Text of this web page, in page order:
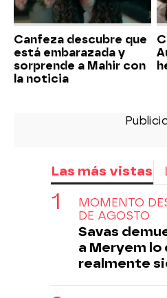
Canfeza descubre que
está embarazada y
sorprende a Mahir con
la noticia
Las más vistas
MOMENTO
DE AGOSTO
Savas
a Meryem lo
realmente